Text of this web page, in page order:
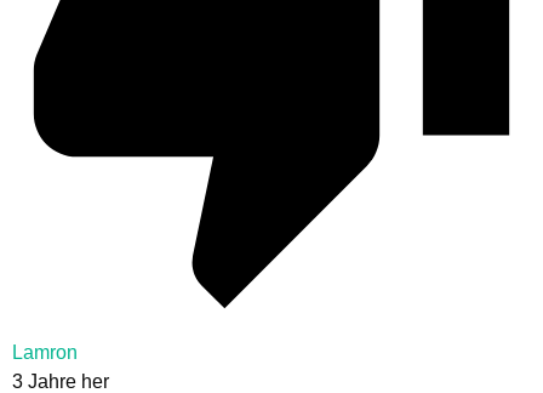
Lamron
3 Jahre her